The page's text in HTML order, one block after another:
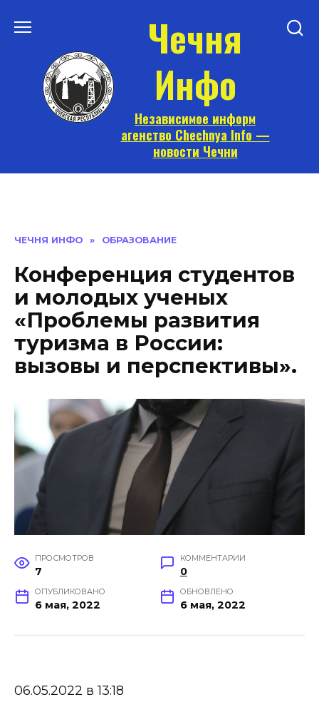
Чечня
Инфо
Независимое информ
агенство Chechnya Info —
новости Чечни
ЧЕЧНЯ ИНФО » ОБРАЗОВАНИЕ
Конференция студентов
и молодых ученых
«Проблемы развития
туризма в России:
вызовы и перспективы».
ПРОСМОТРОВ
7
КОММЕНТАРИИ
0
ОПУБЛИКОВАНО
6 мая, 2022
ОБНОВЛЕНО
6 мая, 2022
06.05.2022 в 13:18